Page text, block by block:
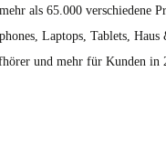
als 65.000 verschiedene
Laptops, Tablets, Haus
und mehr für Kunden in